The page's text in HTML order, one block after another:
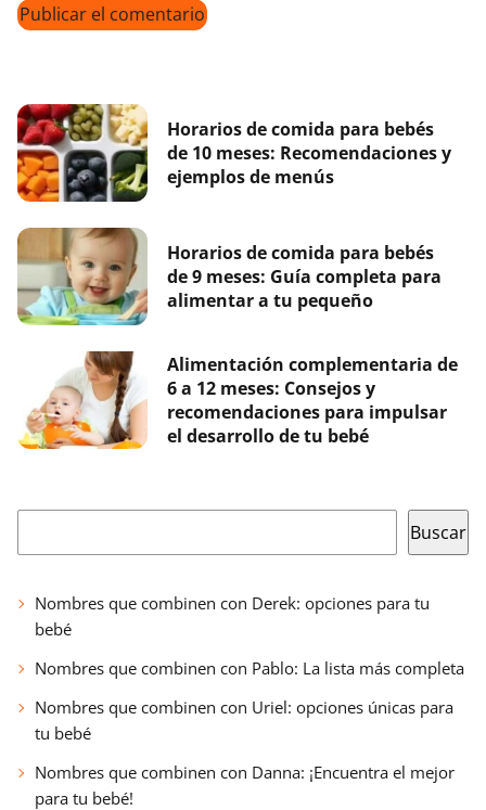
Horarios de comida para bebés
de 10 meses: Recomendaciones y
ejemplos de menús
Horarios de comida para bebés
de 9 meses: Guía completa para
alimentar a tu pequeño
Alimentación complementaria de
6 a 12 meses: Consejos y
recomendaciones para impulsar
el desarrollo de tu bebé
Buscar
Nombres que combinen con Derek: opciones para tu
bebé
Nombres que combinen con Pablo: La lista más completa
Nombres que combinen con Uriel: opciones únicas para
tu bebé
Nombres que combinen con Danna: ¡Encuentra el mejor
para tu bebé!